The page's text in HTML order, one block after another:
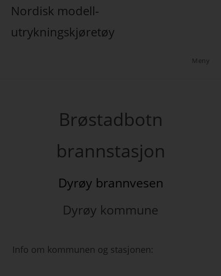
Nordisk modell-
utrykningskjøretøy
Meny
Brøstadbotn
brannstasjon
Dyrøy brannvesen
Dyrøy kommune
Info om kommunen og stasjonen: